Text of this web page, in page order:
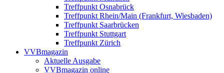
Treffpunkt Osnabrück
Treffpunkt Rhein/Main (Frankfurt, Wiesbaden)
Treffpunkt Saarbrücken
Treffpunkt Stuttgart
Treffpunkt Zürich
VVBmagazin
Aktuelle Ausgabe
VVBmagazin online